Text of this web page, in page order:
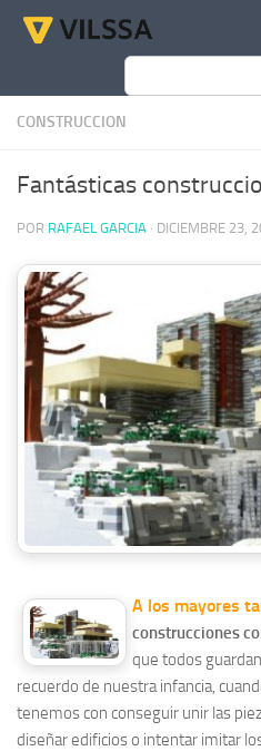
Saltar al contenido
Buscar
CONSTRUCCION
Fantásticas
POR RAFAEL GARCIA · DICIEMBRE 23,
A los mayores
construcciones
que todos
recuerdo de nuestra infancia,
tenemos con conseguir unir las
diseñar edificios o intentar imitar